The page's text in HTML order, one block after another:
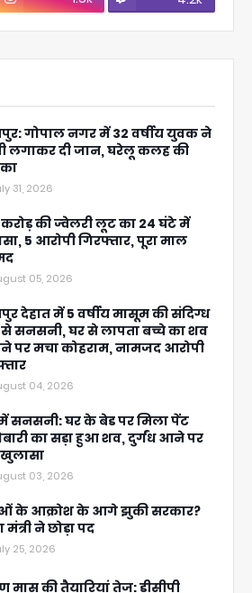
गोपाल नगर में 32 वर्षीय युवक ने
लगाकर दी जान, घरेलू कलह की
31, 2026
करोड़ की ज्वेलरी लूट का 24 घंटे में
5 आरोपी गिरफ्तार, पूरा माल
05, 2026
देहात में 5 वर्षीय मासूम की संदिग्ध
सनसनी, घर से लापता बच्चे का शव
पर मचा कोहराम, नामजद आरोपी
04, 2026
में सनसनी: घर के बेड पर मिला पेंट
का सड़ा हुआ शव, दुर्गंध आने पर
03, 2026
के आक्रोश के आगे झुकी सरकार?
मंत्री ने छोड़ा पद
25, 2026
मास की तैयारियां तेज: डीसीपी